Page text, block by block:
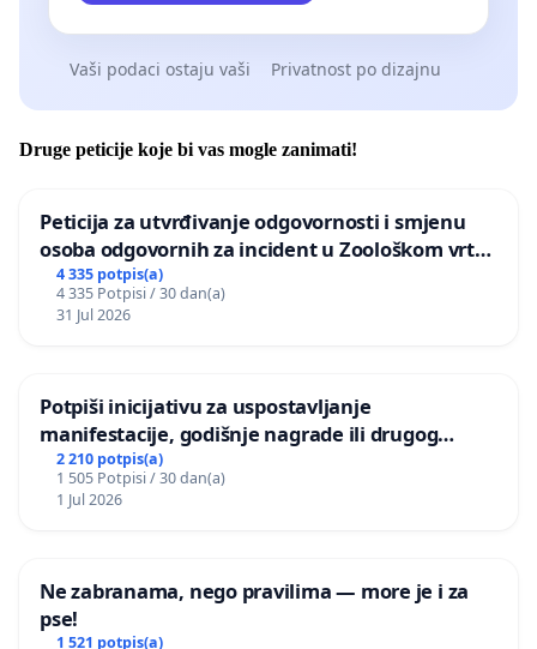
Vaši podaci ostaju vaši Privatnost po dizajnu
Druge peticije koje bi vas mogle zanimati!
Peticija za utvrđivanje odgovornosti i smjenu
osoba odgovornih za incident u Zoološkom vrtu
Grada Zagreba
4 335 potpis(a)
4 335 Potpisi / 30 dan(a)
31 Jul 2026
Potpiši inicijativu za uspostavljanje
manifestacije, godišnje nagrade ili drugog
javnog događaja „Edin Avdić“ u Sarajevu
2 210 potpis(a)
1 505 Potpisi / 30 dan(a)
1 Jul 2026
Ne zabranama, nego pravilima — more je i za
pse!
1 521 potpis(a)